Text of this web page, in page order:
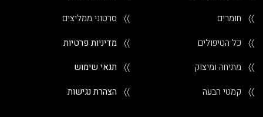
〉〉 חומרים
〉〉 כל הטיפולים
〉〉 מתיחה ומיצוק
〉〉 קמטי הבעה
〉〉 סרטוני ממליצים
〉〉מדיניות פרטיות
〉〉 תנאי שימוש
〉〉 הצהרת נגישות